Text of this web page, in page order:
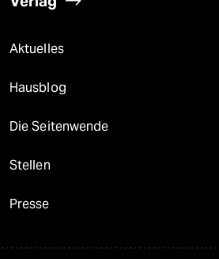
Aktuelles
Hausblog
Die Seitenwende
Stellen
Presse